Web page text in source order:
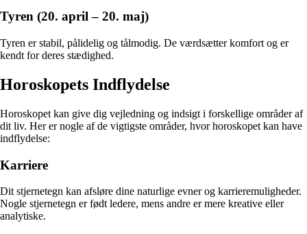
Tyren (20. april – 20. maj)
Tyren er stabil, pålidelig og tålmodig. De værdsætter komfort og er
kendt for deres stædighed.
Horoskopets Indflydelse
Horoskopet kan give dig vejledning og indsigt i forskellige områder af
dit liv. Her er nogle af de vigtigste områder, hvor horoskopet kan have
indflydelse:
Karriere
Dit stjernetegn kan afsløre dine naturlige evner og karrieremuligheder.
Nogle stjernetegn er født ledere, mens andre er mere kreative eller
analytiske.